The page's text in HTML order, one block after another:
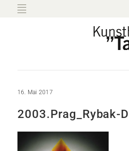
16. Mai 2017
2003.Prag_Rybak-